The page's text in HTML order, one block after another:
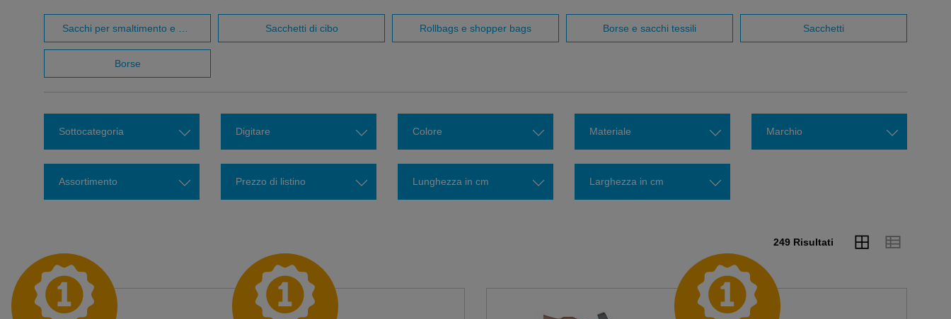
Sacchetti di cibo Rollbags e shopper bags Borse e sacchi tessili Sacchetti
Borse
Sottocategoria Digitare Colore Materiale Marchio
Assortimento Prezzo di listino Lunghezza in cm Larghezza in cm
249 Risultati